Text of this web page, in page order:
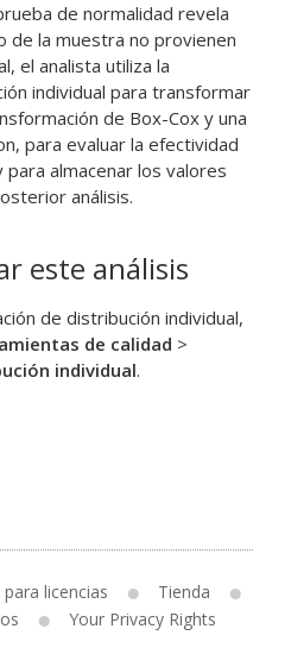
de normalidad revela
de la muestra no provienen
el analista utiliza la
individual para transformar
de Box-Cox y una
para evaluar la efectividad
almacenar los valores
análisis.
este análisis
de distribución individual,
de calidad >
individual.
licencias
Tienda
Your Privacy Rights